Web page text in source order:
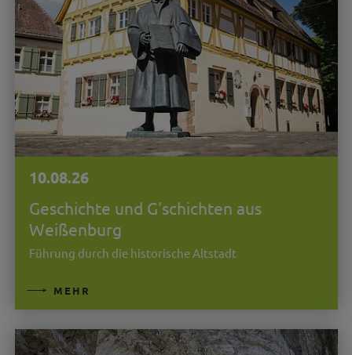
10.08.26
Geschichte und G'schichten aus
Weißenburg
Führung durch die historische Altstadt
MEHR